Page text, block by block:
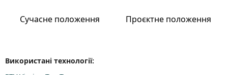
Сучасне положення Проєктне положення
Використані технології: